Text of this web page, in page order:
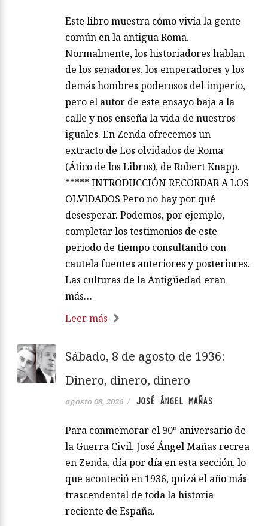
Este libro muestra cómo vivía la gente
común en la antigua Roma.
Normalmente, los historiadores hablan
de los senadores, los emperadores y los
demás hombres poderosos del imperio,
pero el autor de este ensayo baja a la
calle y nos enseña la vida de nuestros
iguales. En Zenda ofrecemos un
extracto de Los olvidados de Roma
(Ático de los Libros), de Robert Knapp.
***** INTRODUCCIÓN RECORDAR A LOS
OLVIDADOS Pero no hay por qué
desesperar. Podemos, por ejemplo,
completar los testimonios de este
periodo de tiempo consultando con
cautela fuentes anteriores y posteriores.
Las culturas de la Antigüedad eran
más…
Leer más
Sábado, 8 de agosto de 1936:
Dinero, dinero, dinero
agosto 08, 2026 / JOSÉ ÁNGEL MAÑAS
Para conmemorar el 90º aniversario de
la Guerra Civil, José Ángel Mañas recrea
en Zenda, día por día en esta sección, lo
que aconteció en 1936, quizá el año más
trascendental de toda la historia
reciente de España.